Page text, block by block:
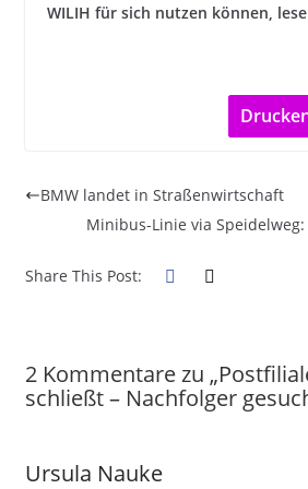
WILIH für sich nutzen können,
BMW landet in Straßenwirtschaft
Minibus-Linie via
Share This Post:
2 Kommentare zu „
schließt – Nachfolger
Ursula Nauke